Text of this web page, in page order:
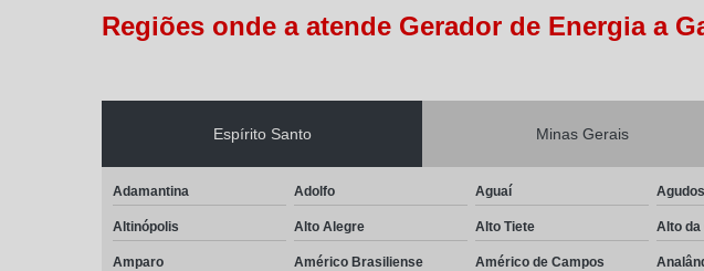
Regiões onde a atende Gerador de Energia a
Espírito Santo Minas Gerais
Adamantina Adolfo Aguaí Agudos
Altinópolis Alto Alegre Alto Tiete Alto da
Amparo Américo Brasiliense Américo de Campos